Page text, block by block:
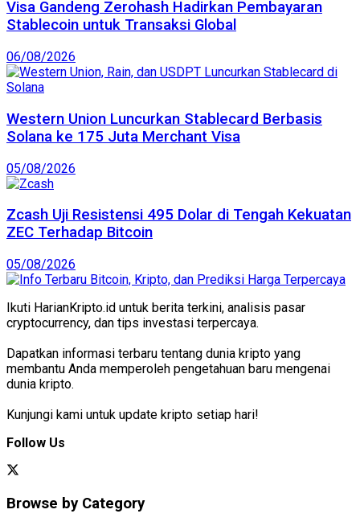
Visa Gandeng Zerohash Hadirkan Pembayaran
Stablecoin untuk Transaksi Global
06/08/2026
Western Union Luncurkan Stablecard Berbasis
Solana ke 175 Juta Merchant Visa
05/08/2026
Zcash Uji Resistensi 495 Dolar di Tengah Kekuatan
ZEC Terhadap Bitcoin
05/08/2026
Ikuti HarianKripto.id untuk berita terkini, analisis pasar
cryptocurrency, dan tips investasi terpercaya.
Dapatkan informasi terbaru tentang dunia kripto yang
membantu Anda memperoleh pengetahuan baru mengenai
dunia kripto.
Kunjungi kami untuk update kripto setiap hari!
Follow Us
Browse by Category